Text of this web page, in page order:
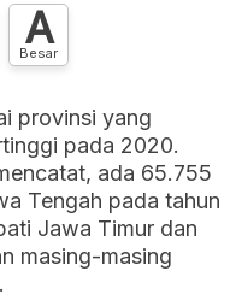
A
Besar
provinsi yang
pada 2020.
ada 65.755
Tengah pada tahun
Jawa Timur dan
masing-masing